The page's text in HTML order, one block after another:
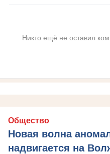
Никто ещё не оставил
Общество
Новая волна
надвигается на